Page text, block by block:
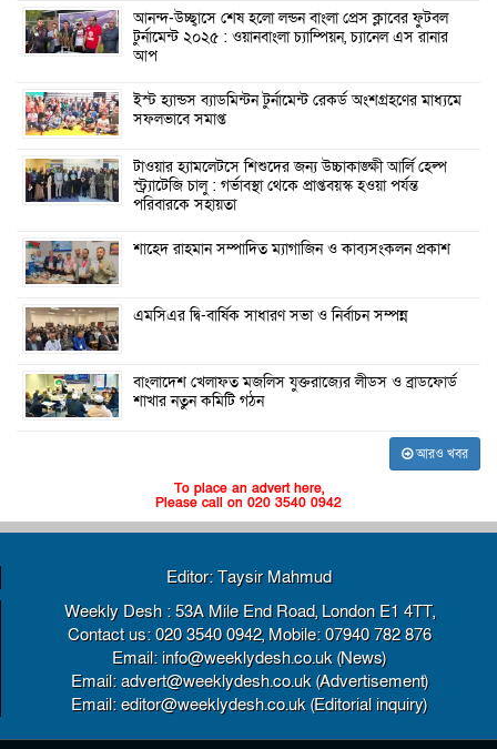
আনন্দ-উচ্ছ্বাসে শেষ হলো লন্ডন বাংলা প্রেস ক্লাবের ফুটবল
টুর্নামেন্ট ২০২৫ : ওয়ানবাংলা চ্যাম্পিয়ন, চ্যানেল এস রানার
আপ
ইস্ট হ্যান্ডস ব্যাডমিন্টন টুর্নামেন্ট রেকর্ড অংশগ্রহণের মাধ্যমে
সফলভাবে সমাপ্ত
টাওয়ার হ্যামলেটসে শিশুদের জন্য উচ্চাকাঙ্ক্ষী আর্লি হেল্প
স্ট্র্যাটেজি চালু : গর্ভাবস্থা থেকে প্রাপ্তবয়স্ক হওয়া পর্যন্ত
পরিবারকে সহায়তা
শাহেদ রাহমান সম্পাদিত ম্যাগাজিন ও কাব্যসংকলন প্রকাশ
এমসিএর দ্বি-বার্ষিক সাধারণ সভা ও নির্বাচন সম্পন্ন
বাংলাদেশ খেলাফত মজলিস যুক্তরাজ্যের লীডস ও ব্রাডফোর্ড
শাখার নতুন কমিটি গঠন
আরও খবর
To place an advert here,
Please call on 020 3540 0942
Editor: Taysir Mahmud
Weekly Desh : 53A Mile End Road, London E1 4TT,
Contact us: 020 3540 0942, Mobile: 07940 782 876
Email: info@weeklydesh.co.uk (News)
Email: advert@weeklydesh.co.uk (Advertisement)
Email: editor@weeklydesh.co.uk (Editorial inquiry)